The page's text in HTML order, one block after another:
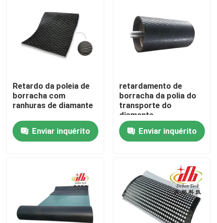
Produtos
Vídeos
Controle de Qualidade
Retardo da poleia de
borracha com
ranhuras de diamante
Enviar inquérito
retardamento de
borracha da polia do
transporte do
diamante
Enviar inquérito